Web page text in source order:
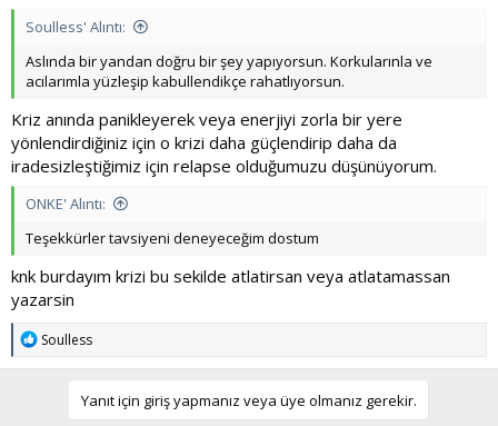
Soulless' Alıntı:
Aslında bir yandan doğru bir şey yapıyorsun. Korkularınla ve
acılarımla yüzleşip kabullendikçe rahatlıyorsun.
Kriz anında panikleyerek veya enerjiyi zorla bir yere
yönlendirdiğiniz için o krizi daha güçlendirip daha da
iradesizleştiğimiz için relapse olduğumuzu düşünüyorum.
ONKE' Alıntı:
Teşekkürler tavsiyeni deneyeceğim dostum
knk burdayım krizi bu sekilde atlatirsan veya atlatamassan
yazarsin
T
p
Soulless
Yanıt için giriş yapmanız veya üye olmanız gerekir.